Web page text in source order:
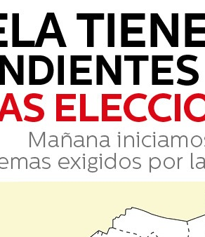
Seguridad Turística, con el que r
Nacional Civil (PNC) se
de Seguridad Turística, con el que r...
DEL DUELO GESTACIONAL
espacio en la conversación
de una gestación deseada es una experienc
espacio en la conversación
de una gestación deseada es una
es una pregunta que provocará diversas